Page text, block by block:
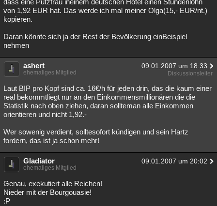
dass eine Putzfrau ineinem deutschen Hotel einen Stundenlohn
von 1,92 EUR hat. Das werde ich mal meiner Olga(15,- EUR/nt.)
kopieren.
Daran könnte sich ja der Rest der Bevölkerung einBeispiel
nehmen
ashert 09.01.2007 um 18:33
ehemaliges Mitglied Diskussionsleiter
Laut BIP pro Kopf sind ca. 16€/h für jeden drin, das die kaum einer
real bekommtliegt nur an den Einkommensmillionären die die
Statistik nach oben ziehen, daran sollteman alle Einkommen
orientieren und nicht 1,92.-
Wer sowenig verdient, solltesofort kündigen und sein Hartz
fordern, das ist ja schon mehr!
Gladiator 09.01.2007 um 20:02
ehemaliges Mitglied
Genau, exekutiert alle Reichen!
Nieder mit der Bourgouasie!
:P